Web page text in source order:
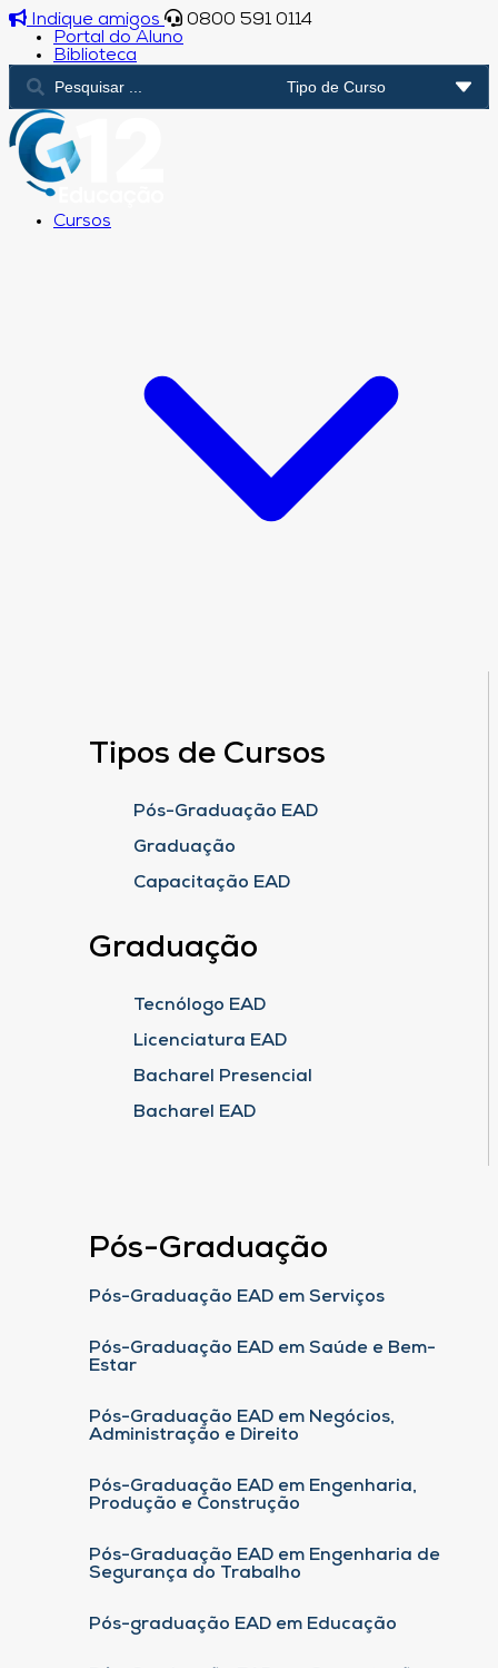
Indique amigos
0800 591 0114
Portal do Aluno
Biblioteca
Cursos
Tipos de Cursos
Pós-Graduação EAD
Graduação
Capacitação EAD
Graduação
Tecnólogo EAD
Licenciatura EAD
Bacharel Presencial
Bacharel EAD
Pós-Graduação
Pós-Graduação EAD em Serviços
Pós-Graduação EAD em Saúde e Bem-
Estar
Pós-Graduação EAD em Negócios,
Administração e Direito
Pós-Graduação EAD em Engenharia,
Produção e Construção
Pós-Graduação EAD em Engenharia de
Segurança do Trabalho
Pós-graduação EAD em Educação